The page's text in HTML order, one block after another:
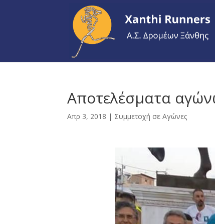
Αποτελέσματα
Απρ 3, 2018 | Συμμετοχή σε Αγώνες